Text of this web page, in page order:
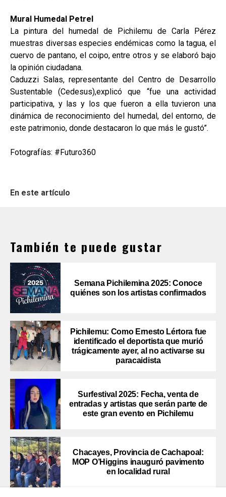
Mural Humedal Petrel
La pintura del humedal de Pichilemu de Carla Pérez
muestras diversas especies endémicas como la tagua, el
cuervo de pantano, el coipo, entre otros y se elaboró bajo
la opinión ciudadana.
Caduzzi Salas, representante del Centro de Desarrollo
Sustentable (Cedesus),explicó que “fue una actividad
participativa, y las y los que fueron a ella tuvieron una
dinámica de reconocimiento del humedal, del entorno, de
este patrimonio, donde destacaron lo que más le gustó”.
Fotografías: #Futuro360
En este artículo
También te puede gustar
Semana Pichilemina 2025: Conoce
quiénes son los artistas confirmados
Pichilemu: Como Ernesto Lértora fue
identificado el deportista que murió
trágicamente ayer, al no activarse su
paracaidista
Surfestival 2025: Fecha, venta de
entradas y artistas que serán parte de
este gran evento en Pichilemu
Chacayes, Provincia de Cachapoal:
MOP O’Higgins inauguró pavimento
en localidad rural